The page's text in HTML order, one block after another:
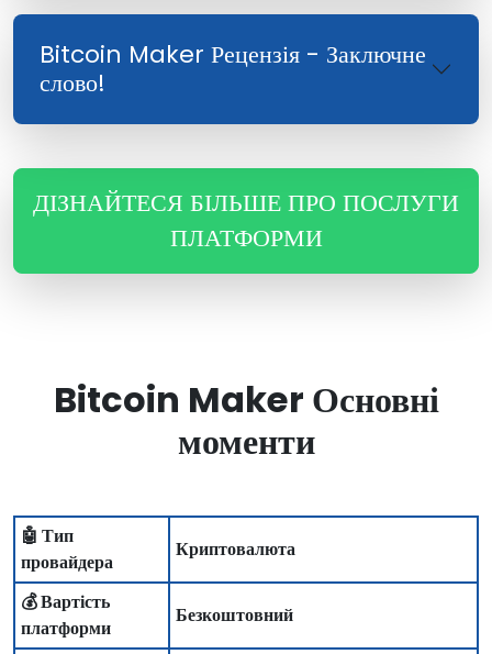
Bitcoin Maker Рецензія - Заключне
слово!
ДІЗНАЙТЕСЯ БІЛЬШЕ ПРО ПОСЛУГИ
ПЛАТФОРМИ
Bitcoin Maker Основні
моменти
🤖 Тип
провайдера
Криптовалюта
💰 Вартість
платформи
Безкоштовний